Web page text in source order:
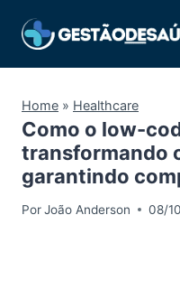
para
Home » Healthcare
Como o low-
transformando
garantindo
PorJoão Anderson 08/